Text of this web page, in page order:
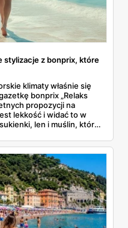
stylizacje z bonprix, które
klimaty właśnie się
bonprix „Relaks
propozycji na
lekkość i widać to w
len i muślin, które
kapelusze i
pozostają w
z katalogu to, co
w mieście.